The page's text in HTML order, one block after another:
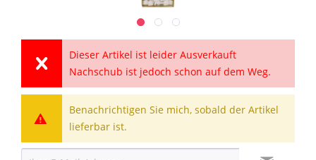
Dieser Artikel ist leider Ausverkauft
Nachschub ist jedoch schon auf dem Weg.
Benachrichtigen Sie mich, sobald der Artikel
lieferbar ist.